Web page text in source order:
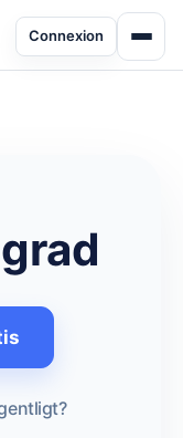
Connexion